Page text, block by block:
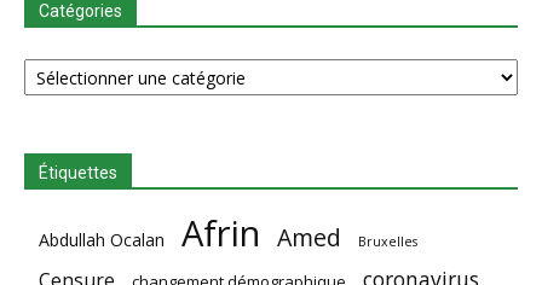
Catégories
Catégories
Étiquettes
Abdullah Ocalan Afrin Amed Bruxelles